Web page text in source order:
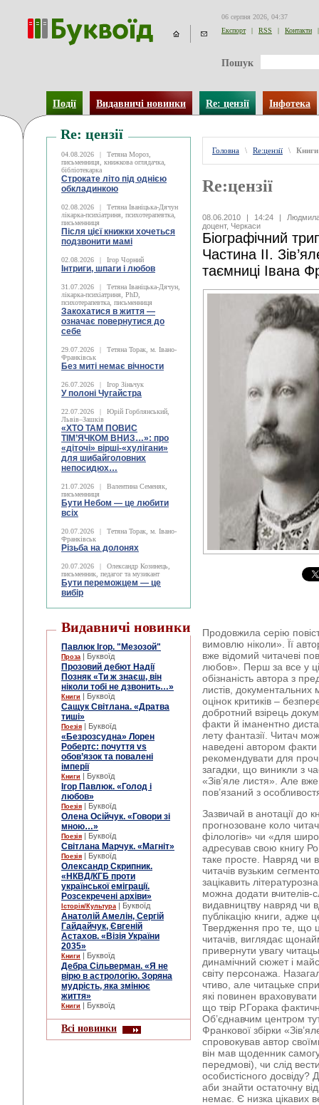
06 серпня 2026, 04:37
Експорт
| RSS | Контакти |
Пошук
Події Видавничі новинки Re: цензії Інфотека
Re: цензії
04.08.2026 |
Тетяна Мороз,
письменниця, книжкова оглядачка,
бібліотекарка
Строкате літо під однією
обкладинкою
02.08.2026 |
Тетяна Іваніцька-Дячун
лікарка-психіатриня, психотерапевтка,
письменниця
Після цієї книжки хочеться
подзвонити мамі
02.08.2026 | Ігор Чорний
Інтриги, шпаги і любов
31.07.2026 |
Тетяна Іваніцька-Дячун,
лікарка-психіатриня, PhD,
психотерапевтка, письменниця
Закохатися в життя —
означає повернутися до
себе
29.07.2026 |
Тетяна Торак, м. Івано-
Франківськ
Без миті немає вічности
26.07.2026 | Ігор Зіньчук
У полоні Чугайстра
22.07.2026 |
Юрій Горблянський,
Львів–Зашків
«ХТО ТАМ ПОВИС
ТІМ’ЯЧКОМ ВНИЗ…»: про
«діточі» вірші-«хулігани»
для шибайголовних
непосидюх…
21.07.2026 |
Валентина Семеняк,
письменниця
Бути Небом ― це любити
всіх
20.07.2026 |
Тетяна Торак, м. Івано-
Франківськ
Різьба на долонях
20.07.2026 |
Олександр Козинець,
письменник, педагог та музикант
Бути переможцем — це
вибір
Видавничі новинки
Павлюк Ігор. "Мезозой"
Проза | Буквоїд
Прозовий дебют Надії
Позняк «Ти ж знаєш, він
ніколи тобі не дзвонить…»
Книги | Буквоїд
Сащук Світлана. «Дратва
тиші»
Поезія | Буквоїд
«Безрозсудна» Лорен
Робертс: почуття vs
обов’язок та повалені
імперії
Книги | Буквоїд
Ігор Павлюк. «Голод і
любов»
Поезія | Буквоїд
Олена Осійчук. «Говори зі
мною…»
Поезія | Буквоїд
Світлана Марчук. «Магніт»
Поезія | Буквоїд
Олександр Скрипник.
«НКВД/КГБ проти
української еміграції.
Розсекречені архіви»
Історія/Культура | Буквоїд
Анатолій Амелін, Сергій
Гайдайчук, Євгеній
Астахов. «Візія України
2035»
Книги | Буквоїд
Дебра Сільверман. «Я не
вірю в астрологію. Зоряна
мудрість, яка змінює
життя»
Книги | Буквоїд
Всі новинки
Головна \ Re:цензії \ Книги
Re:цензії
08.06.2010 | 14:24 |
Людмила
доцент, Черкаси
Біографічний
Частина ІІ.
таємниці Івана
Продовжила серію
вимовлю ніколи». Її
вже відомий читачеві
любов». Перш за все у
обізнаність автора з
листів, документальних
оцінок критиків –
добротний взірець
факти й іманентно
лету фантазії. Читач
наведені автором
рекомендувати для
загадки, що виникли з
«Зів’яле листя». Але
пов’язаний з
Зазвичай в анотації до
прогнозоване коло
філологів» чи «для
адресував свою книгу
таке просте. Навряд чи
читачів вузьким
зацікавить
можна додати вчителів-
видавництву навряд чи
публікацію книги, адже
Твердження про те, що
читачів, виглядає
привернути увагу
динамічний сюжет і
світу персонажа.
чтиво, але читацьке
які повинен
що твір Р.Горака
Об’єднавчим центром
Франкової збірки
спровокував автор
він мав щоденник
передмові), чи слід
особистісного
аби знайти остаточну
немає. Є низка цікавих